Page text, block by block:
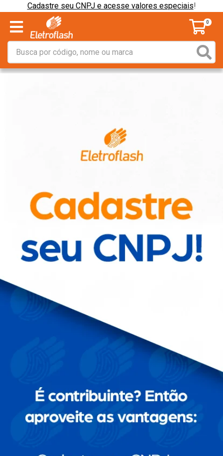
Cadastre seu CNPJ e acesse valores especiais!
0